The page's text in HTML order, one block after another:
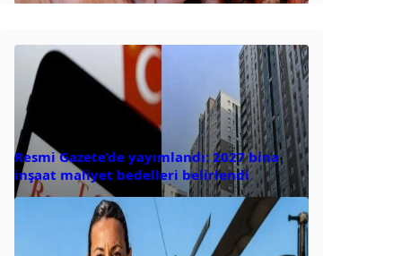
Resmi Gazete’de yayımlandı: 2027 bina
inşaat maliyet bedelleri belirlendi